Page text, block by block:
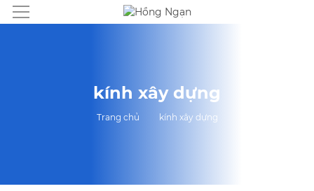
kính xây dựng
Trang chủ kính xây dựng